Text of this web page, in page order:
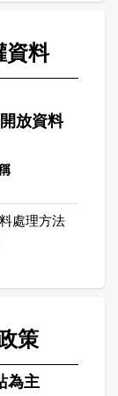
資料
放資料
處理方法
策
為主